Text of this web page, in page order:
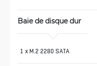
Baie de disque dur
1 x M.2 2280 SATA